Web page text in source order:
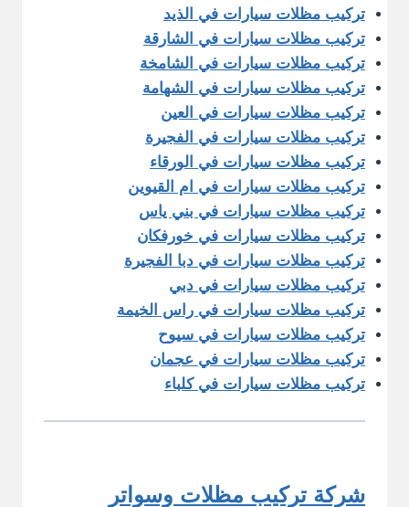
تركيب مظلات سيارات في الذيد
تركيب مظلات سيارات في الشارقة
تركيب مظلات سيارات في الشامخة
تركيب مظلات سيارات في الشهامة
تركيب مظلات سيارات في العين
تركيب مظلات سيارات في الفجيرة
تركيب مظلات سيارات في الورقاء
تركيب مظلات سيارات في ام القيوين
تركيب مظلات سيارات في بني ياس
تركيب مظلات سيارات في خورفكان
تركيب مظلات سيارات في دبا الفجيرة
تركيب مظلات سيارات في دبي
تركيب مظلات سيارات في راس الخيمة
تركيب مظلات سيارات في سيوح
تركيب مظلات سيارات في عجمان
تركيب مظلات سيارات في كلباء
شركة تركيب مظلات وسواتر